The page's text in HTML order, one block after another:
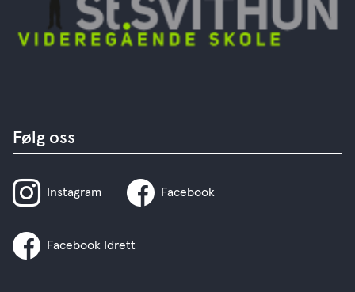
Følg oss
Instagram Facebook
Facebook Idrett